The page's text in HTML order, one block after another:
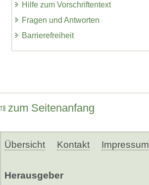
Hilfe zum Vorschriftentext
Fragen und Antworten
Barrierefreiheit
zum Seitenanfang
Übersicht Kontakt Impressum
Herausgeber